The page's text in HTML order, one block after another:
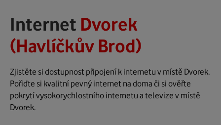
Internet Dvorek
(Havlíčkův Brod)
Zjistěte si dostupnost připojení k internetu v místě Dvorek.
Pořiďte si kvalitní pevný internet na doma či si ověřte
pokrytí vysokorychlostního internetu a televize v místě
Dvorek.